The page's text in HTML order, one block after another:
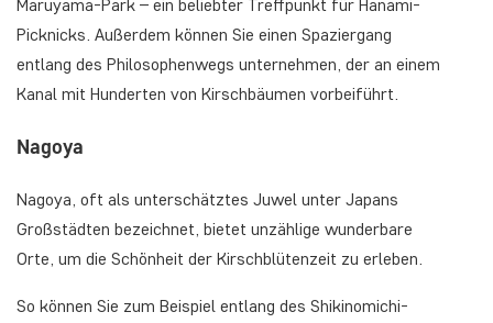
Maruyama-Park – ein beliebter Treffpunkt für Hanami-
Picknicks. Außerdem können Sie einen Spaziergang
entlang des Philosophenwegs unternehmen, der an einem
Kanal mit Hunderten von Kirschbäumen vorbeiführt.
Nagoya
Nagoya, oft als unterschätztes Juwel unter Japans
Großstädten bezeichnet, bietet unzählige wunderbare
Orte, um die Schönheit der Kirschblütenzeit zu erleben.
So können Sie zum Beispiel entlang des Shikinomichi-